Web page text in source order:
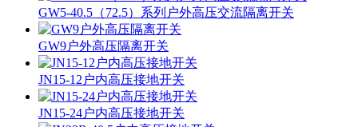
GW5-40.5（72.5）系列户外高压交流隔离开关
GW9户外高压隔离开关
JN15-12户内高压接地开关
JN15-24户内高压接地开关